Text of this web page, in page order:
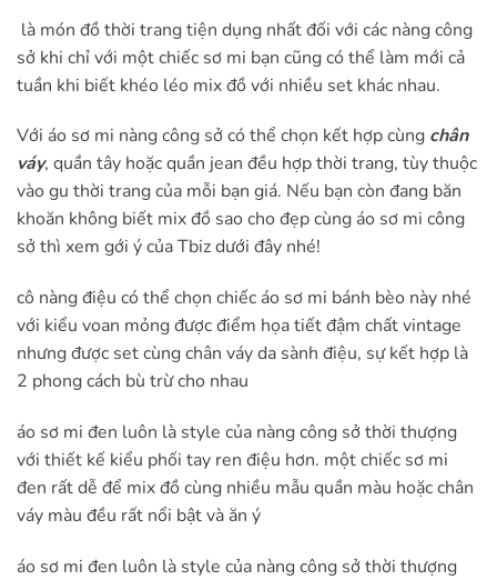
là món đồ thời trang tiện dụng nhất đối với các nàng công
sở khi chỉ với một chiếc sơ mi bạn cũng có thể làm mới cả
tuần khi biết khéo léo mix đồ với nhiều set khác nhau.
Với áo sơ mi nàng công sở có thể chọn kết hợp cùng chân
váy, quần tây hoặc quần jean đều hợp thời trang, tùy thuộc
vào gu thời trang của mỗi bạn giá. Nếu bạn còn đang băn
khoăn không biết mix đồ sao cho đẹp cùng áo sơ mi công
sở thì xem gới ý của Tbiz dưới đây nhé!
cô nàng điệu có thể chọn chiếc áo sơ mi bánh bèo này nhé
với kiểu voan mỏng được điểm họa tiết đậm chất vintage
nhưng được set cùng chân váy da sành điệu, sự kết hợp là
2 phong cách bù trừ cho nhau
áo sơ mi đen luôn là style của nàng công sở thời thượng
với thiết kế kiểu phối tay ren điệu hơn. một chiếc sơ mi
đen rất dễ để mix đồ cùng nhiều mẫu quần màu hoặc chân
váy màu đều rất nổi bật và ăn ý
áo sơ mi đen luôn là style của nàng công sở thời thượng